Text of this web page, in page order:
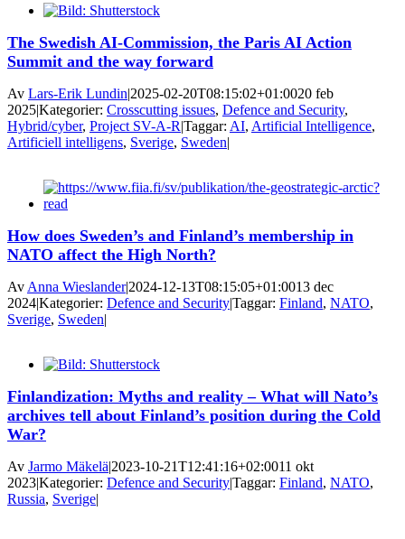
The Swedish AI-Commission, the Paris AI Action
Summit and the way forward
Av Lars-Erik Lundin|2025-02-20T08:15:02+01:0020 feb
2025|Kategorier: Crosscutting issues, Defence and Security,
Hybrid/cyber, Project SV-A-R|Taggar: AI, Artificial Intelligence,
Artificiell intelligens, Sverige, Sweden|
How does Sweden’s and Finland’s membership in
NATO affect the High North?
Av Anna Wieslander|2024-12-13T08:15:05+01:0013 dec
2024|Kategorier: Defence and Security|Taggar: Finland, NATO,
Sverige, Sweden|
Finlandization: Myths and reality – What will Nato’s
archives tell about Finland’s position during the Cold
War?
Av Jarmo Mäkelä|2023-10-21T12:41:16+02:0011 okt
2023|Kategorier: Defence and Security|Taggar: Finland, NATO,
Russia, Sverige|